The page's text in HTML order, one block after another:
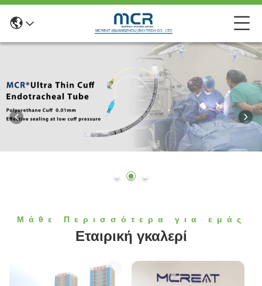
Μάθε Περισσότερα για εμάς
Εταιρική γκαλερί